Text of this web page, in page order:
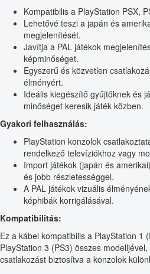
Kompatibilis a PlayStation PSX,
Lehetővé teszi a japán és
megjelenítését.
Javítja a PAL játékok
képminőséget.
Egyszerű és közvetlen
élményért.
Ideális kiegészítő gyűjtőknek és
minőséget keresik játék közben.
Gyakori felhasználás:
PlayStation konzolok
rendelkező televíziókhoz vagy
Import játékok (japán és
és jobb részletességgel.
A PAL játékok vizuális
képhibák korrigálásával.
Kompatibilitás:
Ez a kábel kompatibilis a PlayStation 1
PlayStation 3 (PS3) összes
csatlakozást biztosítva a konzolok